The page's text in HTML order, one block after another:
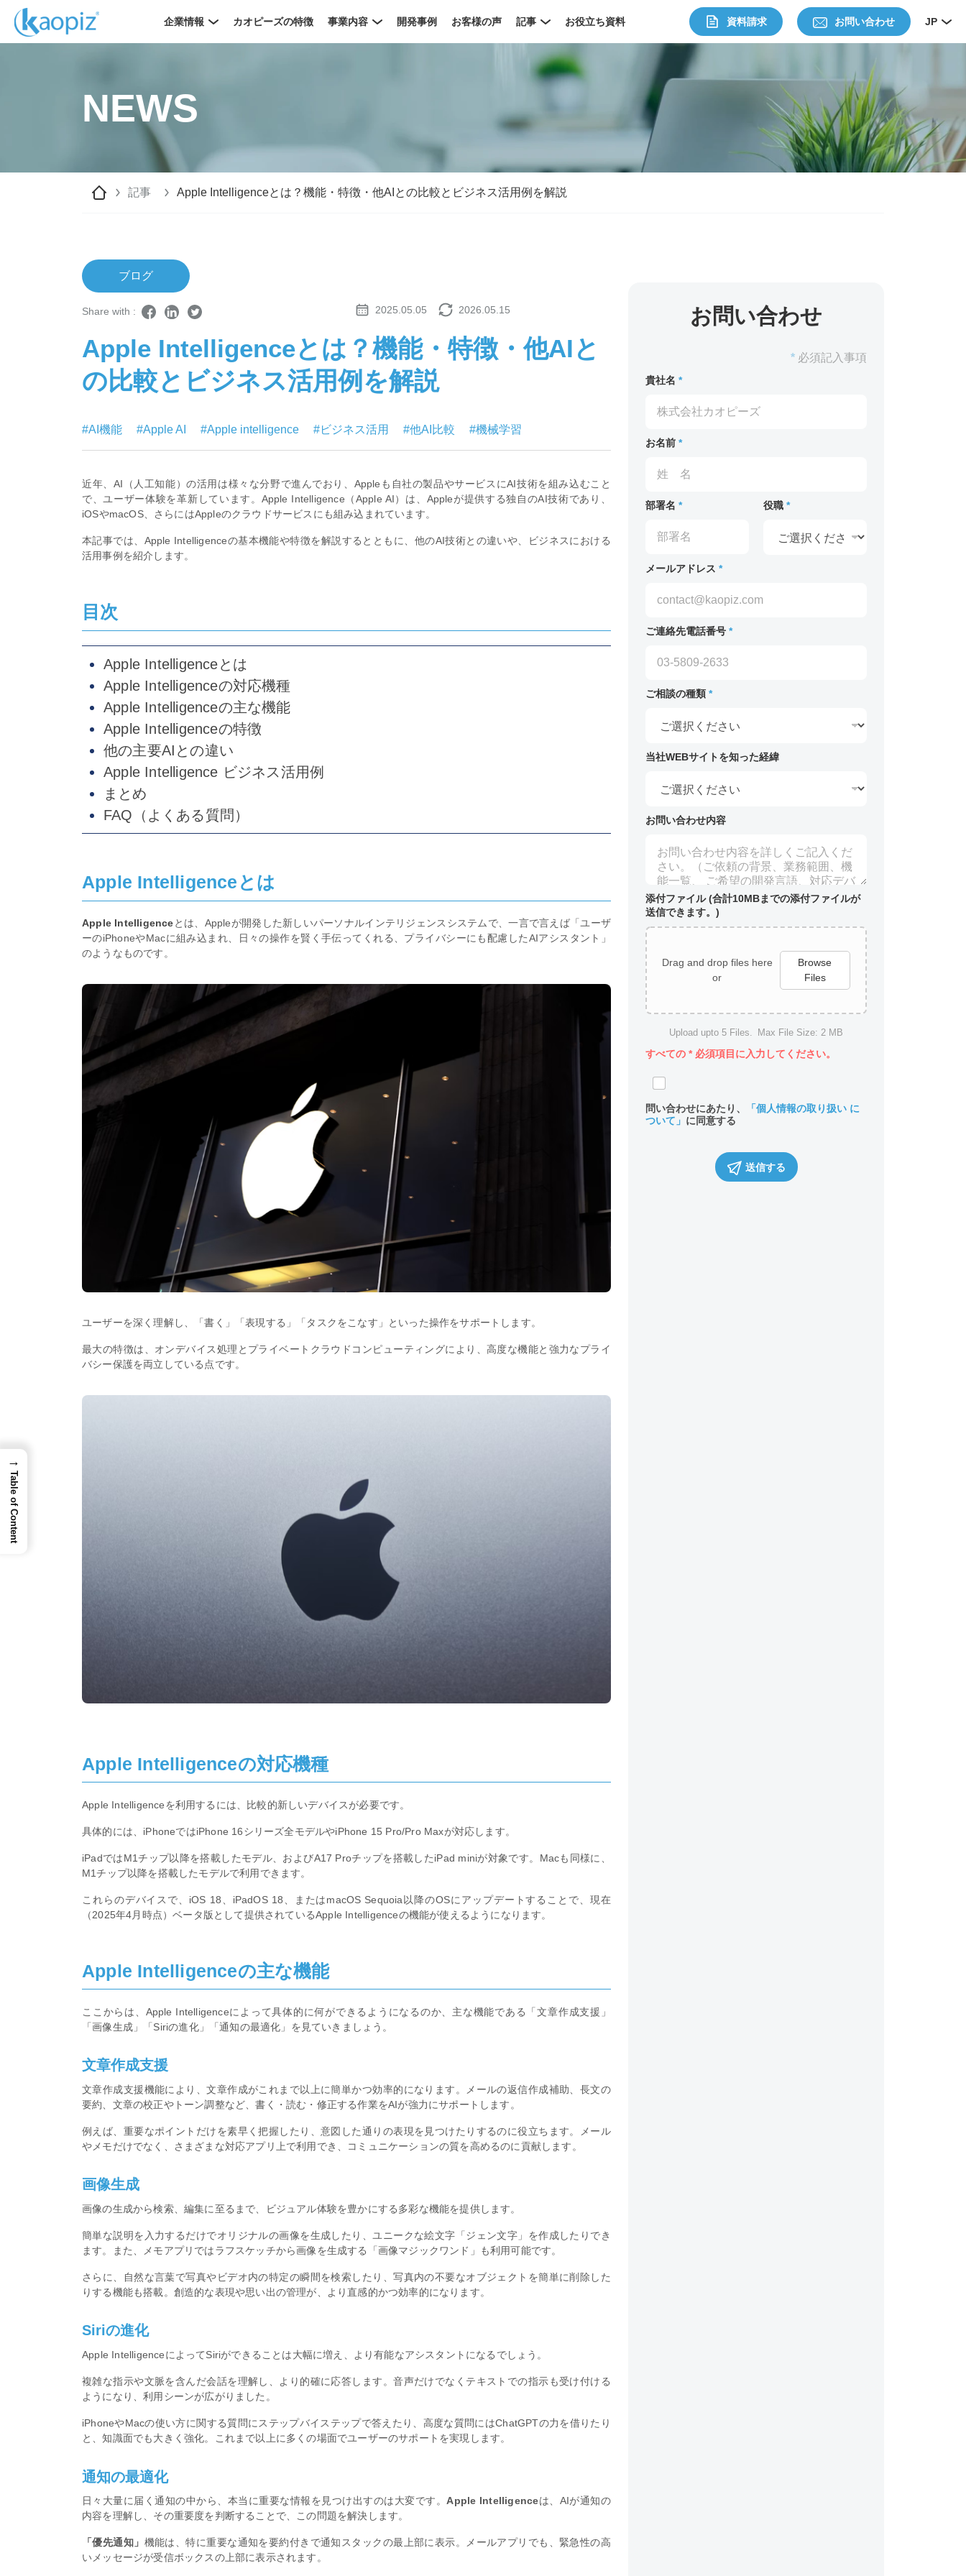
企業情報 カオピーズの特徴 事業内容 開発事例 お客様の声 記事 お役立ち資料 JP
資料請求 お問い合わせ
NEWS
記事 Apple Intelligenceとは？機能・特徴・他AIとの比較とビジネス活用例を解説
ブログ
Share with : 2025.05.05 2026.05.15
Apple Intelligenceとは？機能・特徴・他AIと
の比較とビジネス活用例を解説
#AI機能 #Apple AI #Apple intelligence #ビジネス活用 #他AI比較 #機械学習
近年、AI（人工知能）の活用は様々な分野で進んでおり、Appleも自社の製品やサービスにAI技術を組み込むこと
で、ユーザー体験を革新しています。Apple Intelligence（Apple AI）は、Appleが提供する独自のAI技術であり、
iOSやmacOS、さらにはAppleのクラウドサービスにも組み込まれています。
本記事では、Apple Intelligenceの基本機能や特徴を解説するとともに、他のAI技術との違いや、ビジネスにおける
活用事例を紹介します。
目次
Apple Intelligenceとは
Apple Intelligenceの対応機種
Apple Intelligenceの主な機能
Apple Intelligenceの特徴
他の主要AIとの違い
Apple Intelligence ビジネス活用例
まとめ
FAQ（よくある質問）
Apple Intelligenceとは
Apple Intelligenceとは、Appleが開発した新しいパーソナルインテリジェンスシステムで、一言で言えば「ユーザ
ーのiPhoneやMacに組み込まれ、日々の操作を賢く手伝ってくれる、プライバシーにも配慮したAIアシスタント」
のようなものです。
ユーザーを深く理解し、「書く」「表現する」「タスクをこなす」といった操作をサポートします。
最大の特徴は、オンデバイス処理とプライベートクラウドコンピューティングにより、高度な機能と強力なプライ
バシー保護を両立している点です。
Apple Intelligenceの対応機種
Apple Intelligenceを利用するには、比較的新しいデバイスが必要です。
具体的には、iPhoneではiPhone 16シリーズ全モデルやiPhone 15 Pro/Pro Maxが対応します。
iPadではM1チップ以降を搭載したモデル、およびA17 Proチップを搭載したiPad miniが対象です。Macも同様に、
M1チップ以降を搭載したモデルで利用できます。
これらのデバイスで、iOS 18、iPadOS 18、またはmacOS Sequoia以降のOSにアップデートすることで、現在
（2025年4月時点）ベータ版として提供されているApple Intelligenceの機能が使えるようになります。
Apple Intelligenceの主な機能
ここからは、Apple Intelligenceによって具体的に何ができるようになるのか、主な機能である「文章作成支援」
「画像生成」「Siriの進化」「通知の最適化」を見ていきましょう。
文章作成支援
文章作成支援機能により、文章作成がこれまで以上に簡単かつ効率的になります。メールの返信作成補助、長文の
要約、文章の校正やトーン調整など、書く・読む・修正する作業をAIが強力にサポートします。
例えば、重要なポイントだけを素早く把握したり、意図した通りの表現を見つけたりするのに役立ちます。メール
やメモだけでなく、さまざまな対応アプリ上で利用でき、コミュニケーションの質を高めるのに貢献します。
画像生成
画像の生成から検索、編集に至るまで、ビジュアル体験を豊かにする多彩な機能を提供します。
簡単な説明を入力するだけでオリジナルの画像を生成したり、ユニークな絵文字「ジェン文字」を作成したりでき
ます。また、メモアプリではラフスケッチから画像を生成する「画像マジックワンド」も利用可能です。
さらに、自然な言葉で写真やビデオ内の特定の瞬間を検索したり、写真内の不要なオブジェクトを簡単に削除した
りする機能も搭載。創造的な表現や思い出の管理が、より直感的かつ効率的になります。
Siriの進化
Apple IntelligenceによってSiriができることは大幅に増え、より有能なアシスタントになるでしょう。
複雑な指示や文脈を含んだ会話を理解し、より的確に応答します。音声だけでなくテキストでの指示も受け付ける
ようになり、利用シーンが広がりました。
iPhoneやMacの使い方に関する質問にステップバイステップで答えたり、高度な質問にはChatGPTの力を借りたり
と、知識面でも大きく強化。これまで以上に多くの場面でユーザーのサポートを実現します。
通知の最適化
日々大量に届く通知の中から、本当に重要な情報を見つけ出すのは大変です。Apple Intelligenceは、AIが通知の
内容を理解し、その重要度を判断することで、この問題を解決します。
「優先通知」 機能は、特に重要な通知を要約付きで通知スタックの最上部に表示。メールアプリでも、緊急性の高
いメッセージが受信ボックスの上部に表示されます。
お問い合わせ
* 必須記入事項
貴社名 *
お名前 *
部署名 * 役職 *
メールアドレス *
ご連絡先電話番号 *
ご相談の種類 *
当社WEBサイトを知った経緯
お問い合わせ内容
添付ファイル (合計10MBまでの添付ファイルが
送信できます。)
Drag and drop files here
or
Browse
Files
Upload upto 5 Files. Max File Size: 2 MB
すべての *必須項目に入力してください。
問い合わせにあたり、
「個人情報の取り扱い に
ついて」 に同意する
送信する
→
Table of Content